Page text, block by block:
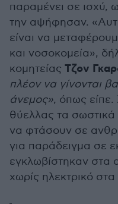
παραμένει σε ισχύ,
την αψήφησαν.
είναι να
και νοσοκομεία»,
κομητείας Τζον
πλέον να γίνονται
άνεμος», όπως
θύελλας τα
να φτάσουν σε
για παράδειγμα σε
εγκλωβίστηκαν στα
χωρίς ηλεκτρικό στα